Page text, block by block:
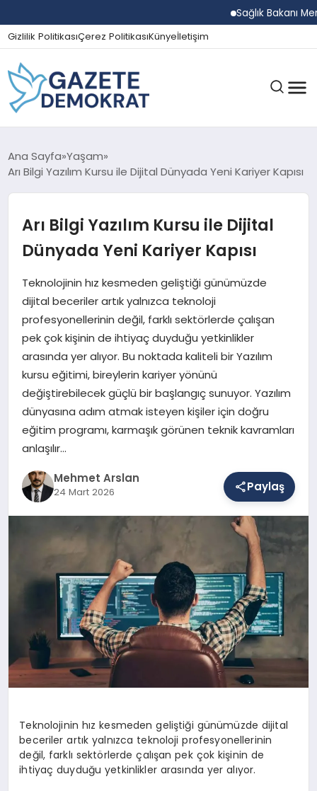
Sağlık Bakanı
Gizlilik PolitikasıÇerez PolitikasıKünyeİletişim
GÜNDEM
SPOR
MAGAZIN
SAĞLIK
EĞITIM
DÜNYA
Ana Sayfa Yaşam
Arı Bilgi Yazılım Kursu ile Dijital Dünyada Yeni Kariyer Kapısı
Arı Bilgi Yazılım Kursu ile Dijital
Dünyada Yeni Kariyer Kapısı
Teknolojinin hız kesmeden geliştiği günümüzde
dijital beceriler artık yalnızca teknoloji
profesyonellerinin değil, farklı sektörlerde çalışan
pek çok kişinin de ihtiyaç duyduğu yetkinlikler
arasında yer alıyor. Bu noktada kaliteli bir Yazılım
kursu eğitimi, bireylerin kariyer yönünü
değiştirebilecek güçlü bir başlangıç sunuyor. Yazılım
dünyasına adım atmak isteyen kişiler için doğru
eğitim programı, karmaşık görünen teknik kavramları
anlaşılır…
Mehmet Arslan
24 Mart 2026 Paylaş
Teknolojinin hız kesmeden geliştiği günümüzde dijital
beceriler artık yalnızca teknoloji profesyonellerinin
değil, farklı sektörlerde çalışan pek çok kişinin de
ihtiyaç duyduğu yetkinlikler arasında yer alıyor.